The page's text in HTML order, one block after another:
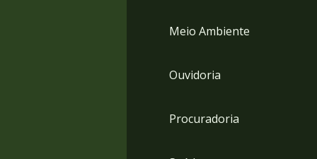
Meio Ambiente
Ouvidoria
Procuradoria